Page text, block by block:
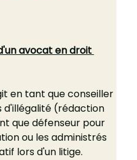
avocat en droit
en tant que conseiller
d'illégalité (rédaction
que défenseur pour
ou les administrés
lors d'un litige.